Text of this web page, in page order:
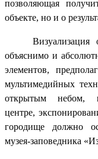
позволяющая
объекте, но и о
Визуализация
объяснимо и
элементов,
мультимедийных
открытым небом, в
центре,
городище должно
музея-заповедника